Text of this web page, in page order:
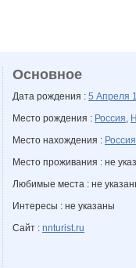
Основное
Дата рождения : 5 Апреля
Место рождения : Россия,
Место нахождения : Россия
Место проживания : не
Любимые места : не
Интересы : не указаны
Сайт : nnturist.ru